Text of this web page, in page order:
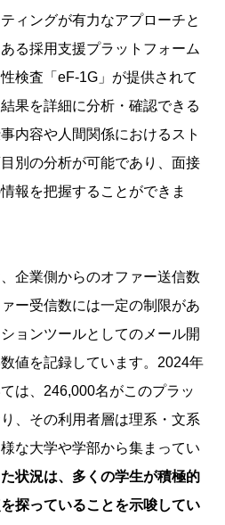
ィングが有力なアプローチと
る採用支援プラットフォーム
検査「eF-1G」が提供されて
果を詳細に分析・確認できる
内容や人間関係におけるスト
別の分析が可能であり、面接
報を把握することができま
企業側からのオファー送信数
ー受信数には一定の制限があ
ョンツールとしてのメール開
値を記録しています。2024年
は、246,000名がこのプラッ
、その利用者層は理系・文系
な大学や学部から集まってい
状況は、多くの学生が積極的
探っていることを示唆してい